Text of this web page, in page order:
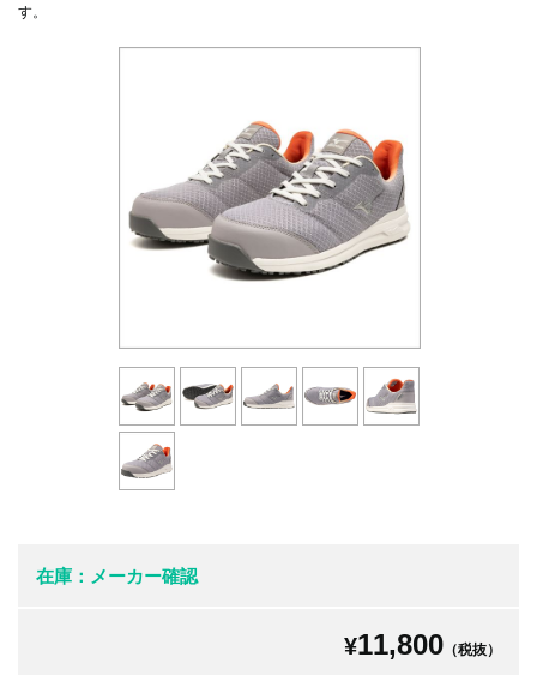
す。
在庫：メーカー確認
¥11,800 （税抜）